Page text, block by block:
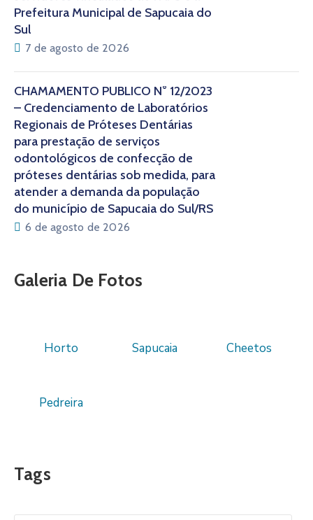
Prefeitura Municipal de Sapucaia do
Sul
7 de agosto de 2026
CHAMAMENTO PÚBLICO N° 12/2023
– Credenciamento de Laboratórios
Regionais de Próteses Dentárias
para prestação de serviços
odontológicos de confecção de
próteses dentárias sob medida, para
atender a demanda da população
do município de Sapucaia do Sul/RS
6 de agosto de 2026
Galeria De Fotos
Horto Sapucaia Cheetos
Pedreira
Tags